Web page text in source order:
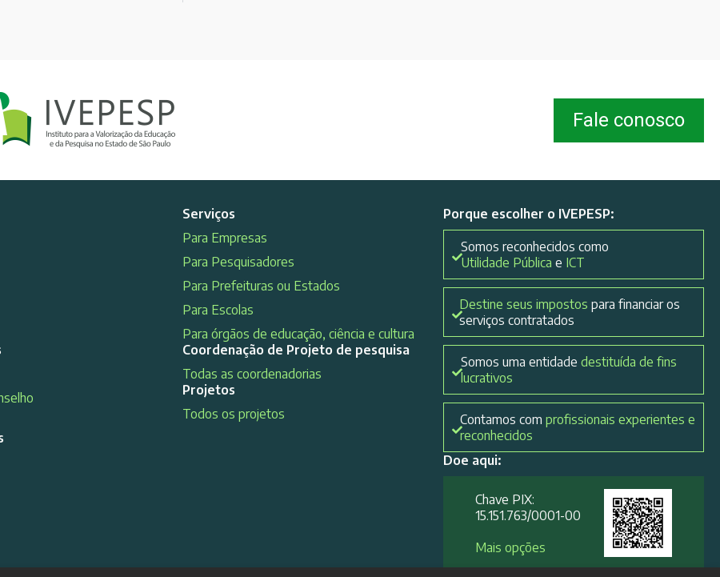
Fale conosco
Serviços
Para Empresas
Para Pesquisadores
Para Prefeituras ou Estados
Para Escolas
Para órgãos de educação, ciência e cultura
Coordenação de Projeto de pesquisa
Todas as coordenadorias
Projetos
Todos os projetos
Porque escolher o IVEPESP:
Somos reconhecidos como
Utilidade Pública e ICT
Destine seus impostos para financiar os
serviços contratados
Somos uma entidadedestituída de fins
lucrativos
Contamos com profissionais experientes e
reconhecidos
Doe aqui:
Chave PIX:
15.151.763/0001-00​
Mais opções